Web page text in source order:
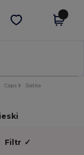
Pobierz app
Caps Siatka
Filtr ✓